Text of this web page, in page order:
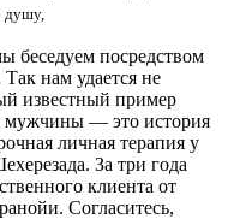
душу,
беседуем посредством
нам удается не
известный пример
мужчины — это история
личная терапия у
За три года
клиента от
Согласитесь,